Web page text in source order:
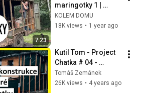
7:23
maringotky 1 |
Rozebrání opláštění
KOLEM DOMU
18K views • 1 year ago
Kutil Tom - Project
Chatka # 04 -
Reconstruction and
insulation of
Tomáš Zemánek
26K views • 4 years ago